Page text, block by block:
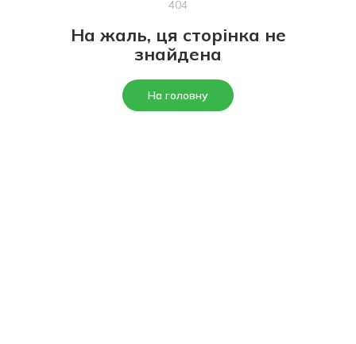
404
На жаль, ця сторінка не
знайдена
На головну